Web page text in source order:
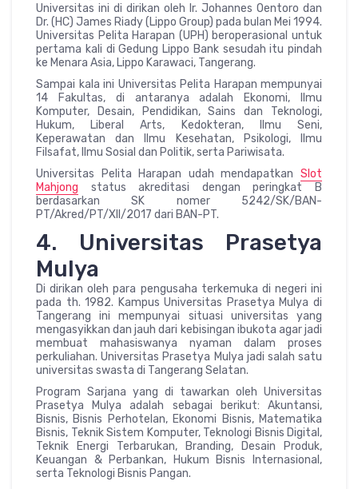
Universitas ini di dirikan oleh Ir. Johannes Oentoro dan
Dr. (HC) James Riady (Lippo Group) pada bulan Mei 1994.
Universitas Pelita Harapan (UPH) beroperasional untuk
pertama kali di Gedung Lippo Bank sesudah itu pindah
ke Menara Asia, Lippo Karawaci, Tangerang.
Sampai kala ini Universitas Pelita Harapan mempunyai
14 Fakultas, di antaranya adalah Ekonomi, Ilmu
Komputer, Desain, Pendidikan, Sains dan Teknologi,
Hukum, Liberal Arts, Kedokteran, Ilmu Seni,
Keperawatan dan Ilmu Kesehatan, Psikologi, Ilmu
Filsafat, Ilmu Sosial dan Politik, serta Pariwisata.
Universitas Pelita Harapan udah mendapatkan Slot
Mahjong status akreditasi dengan peringkat B
berdasarkan SK nomer 5242/SK/BAN-
PT/Akred/PT/XII/2017 dari BAN-PT.
4. Universitas Prasetya
Mulya
Di dirikan oleh para pengusaha terkemuka di negeri ini
pada th. 1982. Kampus Universitas Prasetya Mulya di
Tangerang ini mempunyai situasi universitas yang
mengasyikkan dan jauh dari kebisingan ibukota agar jadi
membuat mahasiswanya nyaman dalam proses
perkuliahan. Universitas Prasetya Mulya jadi salah satu
universitas swasta di Tangerang Selatan.
Program Sarjana yang di tawarkan oleh Universitas
Prasetya Mulya adalah sebagai berikut: Akuntansi,
Bisnis, Bisnis Perhotelan, Ekonomi Bisnis, Matematika
Bisnis, Teknik Sistem Komputer, Teknologi Bisnis Digital,
Teknik Energi Terbarukan, Branding, Desain Produk,
Keuangan & Perbankan, Hukum Bisnis Internasional,
serta Teknologi Bisnis Pangan.